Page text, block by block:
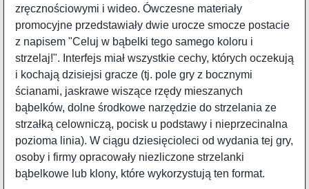
zręcznościowymi i wideo. Ówczesne materiały
promocyjne przedstawiały dwie urocze smocze postacie
z napisem "Celuj w bąbelki tego samego koloru i
strzelaj!". Interfejs miał wszystkie cechy, których oczekują
i kochają dzisiejsi gracze (tj. pole gry z bocznymi
ścianami, jaskrawe wiszące rzędy mieszanych
bąbelków, dolne środkowe narzędzie do strzelania ze
strzałką celowniczą, pocisk u podstawy i nieprzecinalna
pozioma linia). W ciągu dziesięcioleci od wydania tej gry,
osoby i firmy opracowały niezliczone strzelanki
bąbelkowe lub klony, które wykorzystują ten format.